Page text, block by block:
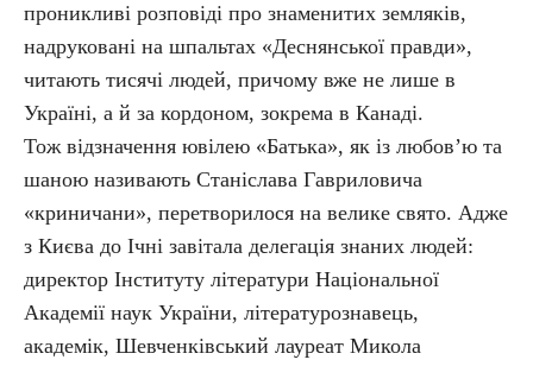
проникливі розповіді про знаменитих земляків,
надруковані на шпальтах «Деснянської правди»,
читають тисячі людей, причому вже не лише в
Україні, а й за кордоном, зокрема в Канаді.
Тож відзначення ювілею «Батька», як із любов’ю та
шаною називають Станіслава Гавриловича
«криничани», перетворилося на велике свято. Адже
з Києва до Ічні завітала делегація знаних людей:
директор Інституту літератури Національної
Академії наук України, літературознавець,
академік, Шевченківський лауреат Микола